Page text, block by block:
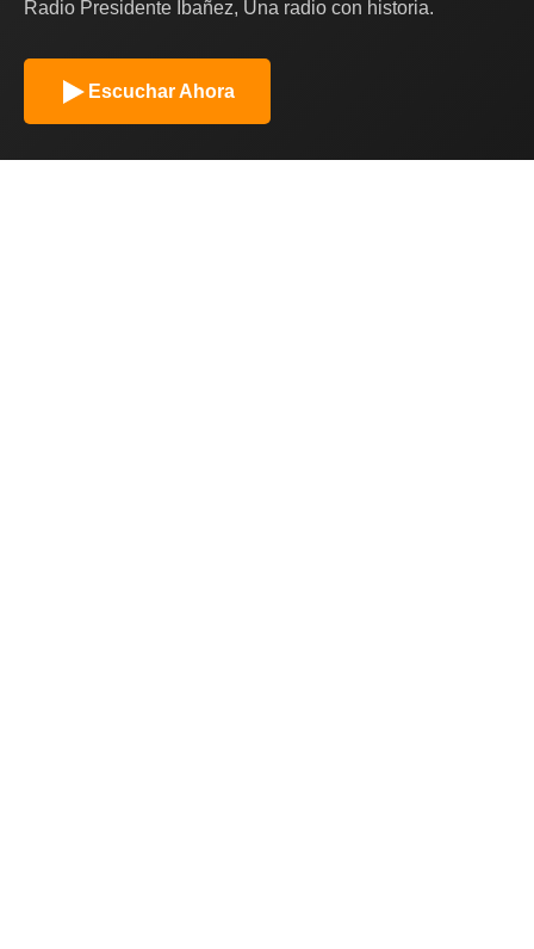
Radio Presidente Ibañez, Una radio con historia.
Escuchar Ahora